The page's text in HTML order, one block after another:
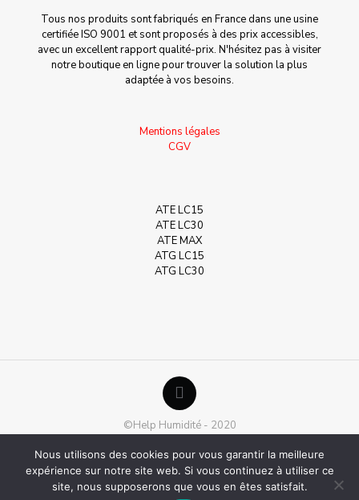
Tous nos produits sont fabriqués en France dans une usine
certifiée ISO 9001 et sont proposés à des prix accessibles,
avec un excellent rapport qualité-prix. N'hésitez pas à visiter
notre boutique en ligne pour trouver la solution la plus
adaptée à vos besoins.
Mentions légales
CGV
ATE LC15
ATE LC30
ATE MAX
ATG LC15
ATG LC30
©Help Humidité - 2020
Nous utilisons des cookies pour vous garantir la meilleure
expérience sur notre site web. Si vous continuez à utiliser ce
site, nous supposerons que vous en êtes satisfait.